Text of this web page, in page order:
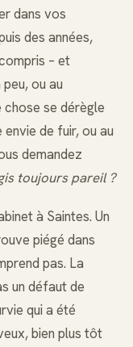
dans vos
des années,
– et
ou au
se dérègle
de fuir, ou au
demandez
toujours pareil ?
à Saintes. Un
piégé dans
pas. La
un défaut de
qui a été
bien plus tôt